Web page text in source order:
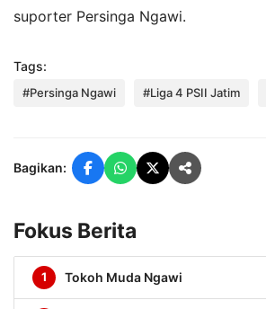
suporter Persinga Ngawi.
Tags:
#Persinga Ngawi #Liga 4 PSII Jatim
Bagikan:
Fokus Berita
1 Tokoh Muda Ngawi